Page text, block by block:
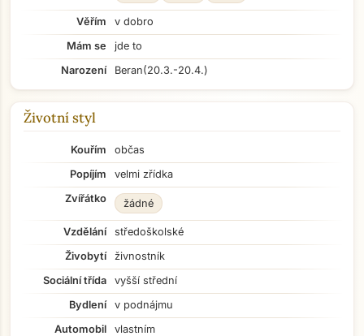
Věřím
v dobro
Mám se
jde to
Narození
Beran(20.3.-20.4.)
Životní styl
Kouřím
občas
Popíjím
velmi zřídka
Zvířátko
žádné
Vzdělání
středoškolské
Živobytí
živnostník
Sociální třída
vyšší střední
Bydlení
v podnájmu
Automobil
vlastním